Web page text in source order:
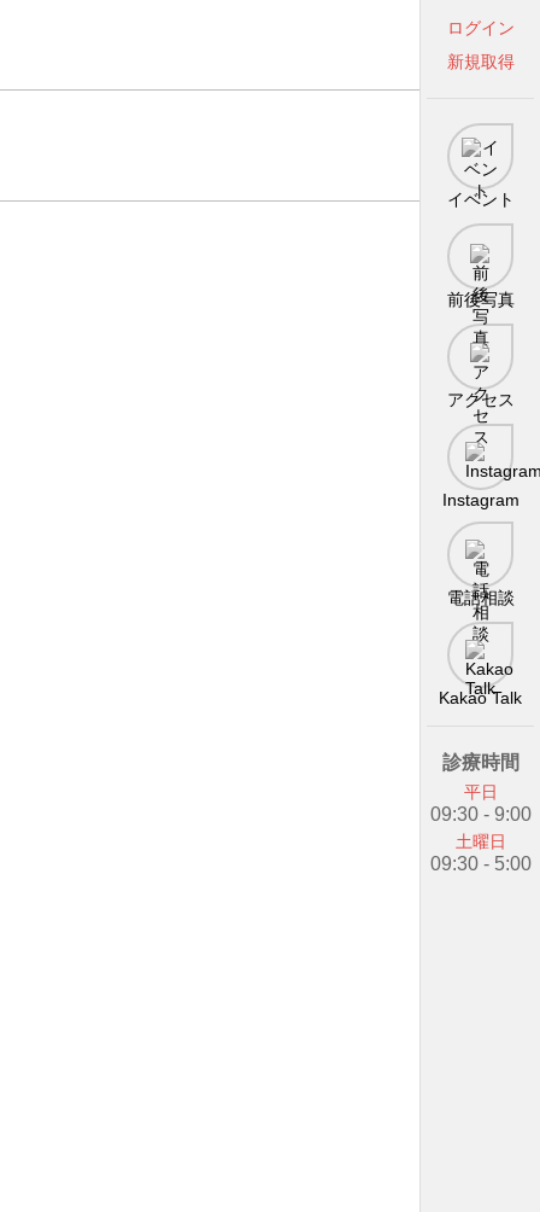
ログイン
新規取得
イベント
前後写真
アクセス
Instagram
電話相談
Kakao Talk
診療時間
平日
09:30 - 9:00
土曜日
09:30 - 5:00